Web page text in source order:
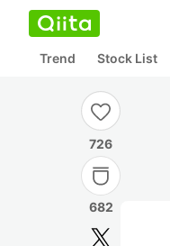
Trend Stock List
726
682